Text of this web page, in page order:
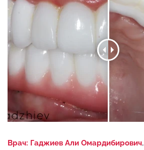
Врач: Гаджиев Али Омардибирович,